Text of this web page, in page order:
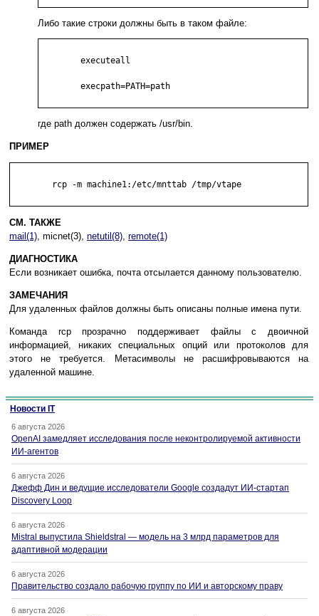
Либо такие строки должны быть в таком файле:
        executeall
        execpath=PATH=path
где path должен содержать /usr/bin.
ПРИМЕР
        rcp -m machine1:/etc/mnttab /tmp/vtape
СМ. ТАКЖЕ
mail(1), micnet(3), netutil(8), remote(1)
ДИАГНОСТИКА
Если возникает ошибка, почта отсылается данному пользователю.
ЗАМЕЧАНИЯ
Для удаленных файлов должны быть описаны полные имена пути.
Команда rсp прозрачно поддерживает файлы с двоичной
информацией, никаких специальных опций или протоколов для
этого не требуется. Метасимволы не расшифровываются на
удаленной машине.
Новости IT
6 августа 2026
OpenAI замедляет исследования после неконтролируемой активности
ИИ-агентов
6 августа 2026
Джефф Дин и ведущие исследователи Google создадут ИИ-стартап
Discovery Loop
6 августа 2026
Mistral выпустила Shieldstral — модель на 3 млрд параметров для
адаптивной модерации
6 августа 2026
Правительство создало рабочую группу по ИИ и авторскому праву
6 августа 2026